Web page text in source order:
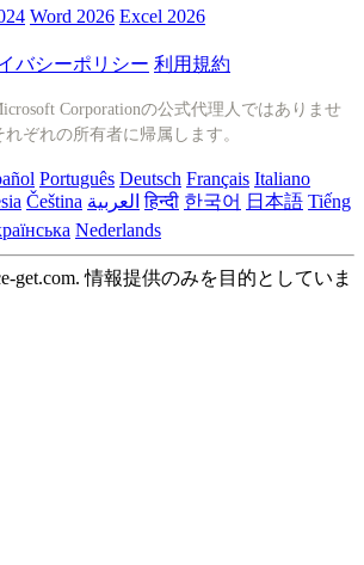
Word 2026 Excel 2026
バシーポリシー 利用規約
Corporationの公式代理人ではありませ
ぞれの所有者に帰属します。
Português Deutsch Français Italiano
Čeština العربية हिन्दी 한국어 日本語 Tiếng
Nederlands
get.com. 情報提供のみを目的としていま